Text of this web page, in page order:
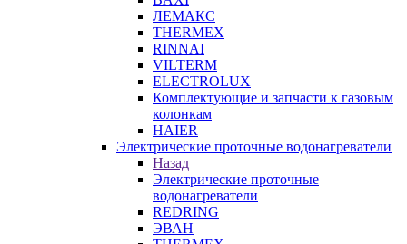
ЛЕМАКС
THERMEX
RINNAI
VILTERM
ELECTROLUX
Комплектующие и запчасти к газовым
колонкам
HAIER
Электрические проточные водонагреватели
Назад
Электрические проточные
водонагреватели
REDRING
ЭВАН